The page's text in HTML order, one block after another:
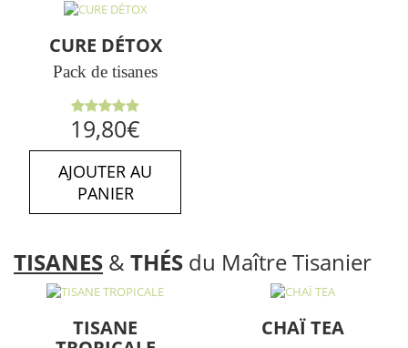
CURE DÉTOX
Pack de tisanes
Note5.00
sur 5
19,80€
AJOUTER AU
PANIER
TISANES & THÉS du Maître Tisanier
TISANE
CHAÏ TEA